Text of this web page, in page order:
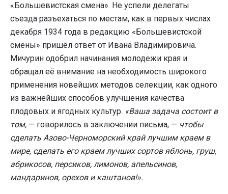
«Большевистская смена». Не успели делегаты
съезда разъехаться по местам, как в первых числах
декабря 1934 года в редакцию «Большевистской
смены» пришёл ответ от Ивана Владимировича.
Мичурин одобрил начинания молодежи края и
обращал её внимание на необходимость широкого
применения новейших методов селекции, как одного
из важнейших способов улучшения качества
плодовых и ягодных культур. «Ваша задача состоит в
том, — говорилось в заключении письма, — чтобы
сделать Азово-Черноморский край лучшим краем в
мире, сделать его краем лучших сортов яблонь, груш,
абрикосов, персиков, лимонов, апельсинов,
мандаринов, орехов и каштанов!».